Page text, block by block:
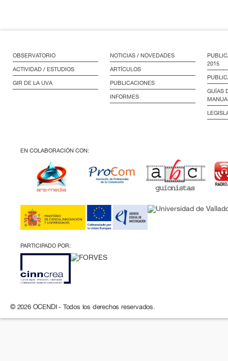
OBSERVATORIO
ACTIVIDAD / ESTUDIOS
GIR DE LA UVA
NOTICIAS / NOVEDADES
ARTÍCULOS
PUBLICACIONES
INFORMES
2015
GUÍAS
EN COLABORACIÓN CON:
PARTICIPADO POR:
© 2026 OCENDI - Todos los derechos reservados.